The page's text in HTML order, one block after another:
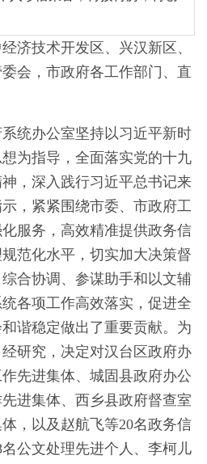
济技术开发区、兴汉新区、
会，市政府各工作部门、直
统办公室坚持以习近平新时
为指导，全面落实党的十九
，深入践行习近平总书记来
，紧紧围绕市委、市政府工
服务，高效精准提供政务信
范化水平，切实加大决策督
合协调、参谋助手和以文辅
各项工作高效落实，促进全
谐稳定做出了重要贡献。为
研究，决定对汉台区政府办
先进集体、城固县政府办公
进集体、西乡县政府督查室
，以及赵航飞等20名政务信
公文处理先进个人、李柯儿